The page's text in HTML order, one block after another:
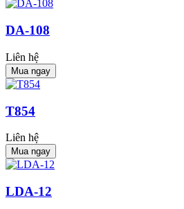
DA-108
Liên hệ
Mua ngay
T854
Liên hệ
Mua ngay
LDA-12